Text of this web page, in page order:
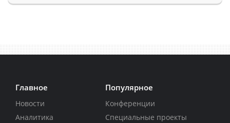
Главное
Новости
Аналитика
Популярное
Конференции
Специальные проекты